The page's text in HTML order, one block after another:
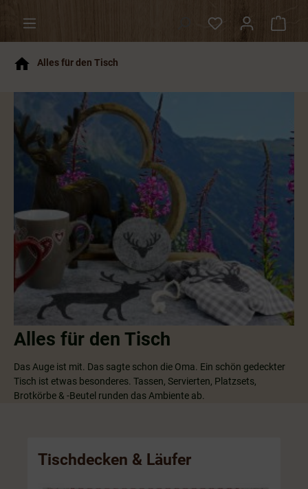
Alles für den Tisch
Alles für den Tisch
Das Auge ist mit. Das sagte schon die Oma. Ein schön gedeckter
Tisch ist etwas besonderes. Tassen, Servierten, Platzsets,
Brotkörbe & -Beutel runden das Ambiente ab.
Tischdecken & Läufer